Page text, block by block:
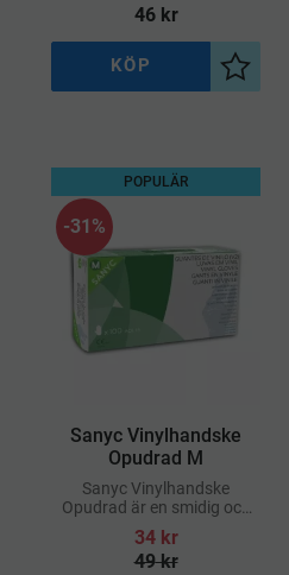
till i önskelista
46kr
Lägg
KÖP
​Sanyc Vinylhandske
Opudrad M
Sanyc Vinylhandske
Opudrad är en smidig och
bekväm engångshandske
av vinyl, framtagen för
hygieniska arbetsuppgifter
34kr
49kr
31 %
POPULÄR